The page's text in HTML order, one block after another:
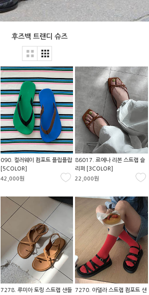
후즈백 트랜디 슈즈
090. 컬러웨이 컴포트 플립플랍
[5COLOR]
42,000원
86017. 르에나 리본 스트랩 슬
리퍼 [3COLOR]
22,000원
7278. 루미아 토링 스트랩 샌들
7270. 아델라 스트랩 컴포트 샌